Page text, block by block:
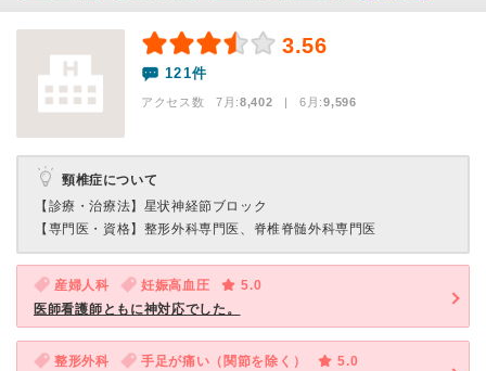
3.56
121件
アクセス数 7月:8,402 | 6月:9,596
頸椎症について
【診療・治療法】 星状神経節ブロック
【専門医・資格】 整形外科専門医、脊椎脊髄外科専門医
産婦人科 妊娠高血圧
5.0
医師看護師ともに神対応でした。
整形外科 手足が痛い（関節を除く）
5.0